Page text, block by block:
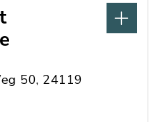
50, 24119